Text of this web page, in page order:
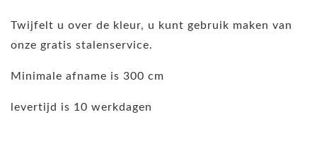
Twijfelt u over de kleur, u kunt gebruik maken van
onze gratis stalenservice.
Minimale afname is 300 cm
levertijd is 10 werkdagen